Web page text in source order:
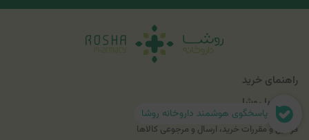
راهنمای خرید
همراه با روشا
درباره روشا
قوانین و مقررات خرید، ارسال و مرجوعی کالاها
پاسخگوی هوشمند داروخانه روشا